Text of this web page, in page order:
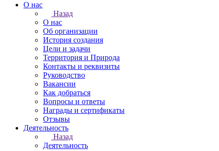
О нас
Назад
О нас
Об организации
История создания
Цели и задачи
Территория и Природа
Контакты и реквизиты
Руководство
Вакансии
Как добраться
Вопросы и ответы
Награды и сертификаты
Отзывы
Деятельность
Назад
Деятельность